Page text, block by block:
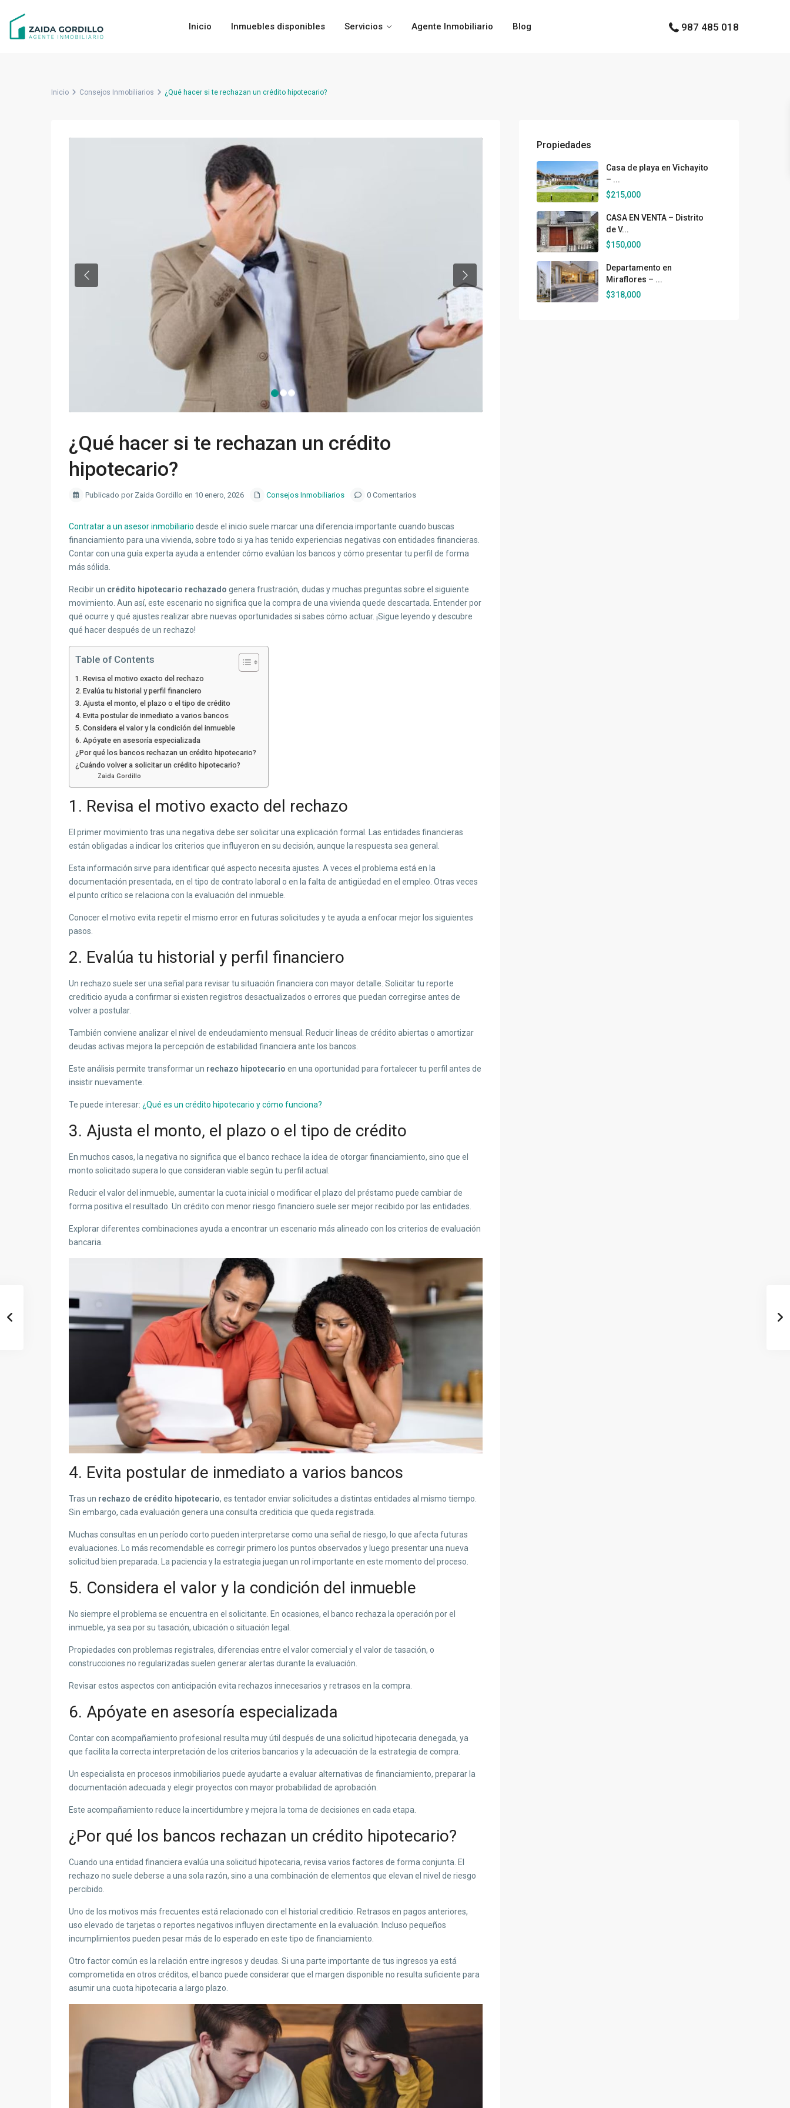
Inicio Inmuebles disponibles Servicios Agente Inmobiliario Blog 987 485 018
Inicio Consejos Inmobiliarios ¿Qué hacer si te rechazan un crédito hipotecario?
Previous Next
¿Qué hacer si te rechazan un crédito
hipotecario?
Publicado por Zaida Gordillo en 10 enero, 2026 Consejos Inmobiliarios 0 Comentarios
Contratar a un asesor inmobiliario desde el inicio suele marcar una diferencia importante cuando buscas
financiamiento para una vivienda, sobre todo si ya has tenido experiencias negativas con entidades financieras.
Contar con una guía experta ayuda a entender cómo evalúan los bancos y cómo presentar tu perfil de forma
más sólida.
Recibir un crédito hipotecario rechazado genera frustración, dudas y muchas preguntas sobre el siguiente
movimiento. Aun así, este escenario no significa que la compra de una vivienda quede descartada. Entender por
qué ocurre y qué ajustes realizar abre nuevas oportunidades si sabes cómo actuar. ¡Sigue leyendo y descubre
qué hacer después de un rechazo!
Table of Contents
1. Revisa el motivo exacto del rechazo
2. Evalúa tu historial y perfil financiero
3. Ajusta el monto, el plazo o el tipo de crédito
4. Evita postular de inmediato a varios bancos
5. Considera el valor y la condición del inmueble
6. Apóyate en asesoría especializada
¿Por qué los bancos rechazan un crédito hipotecario?
¿Cuándo volver a solicitar un crédito hipotecario?
Zaida Gordillo
1. Revisa el motivo exacto del rechazo
El primer movimiento tras una negativa debe ser solicitar una explicación formal. Las entidades financieras
están obligadas a indicar los criterios que influyeron en su decisión, aunque la respuesta sea general.
Esta información sirve para identificar qué aspecto necesita ajustes. A veces el problema está en la
documentación presentada, en el tipo de contrato laboral o en la falta de antigüedad en el empleo. Otras veces
el punto crítico se relaciona con la evaluación del inmueble.
Conocer el motivo evita repetir el mismo error en futuras solicitudes y te ayuda a enfocar mejor los siguientes
pasos.
2. Evalúa tu historial y perfil financiero
Un rechazo suele ser una señal para revisar tu situación financiera con mayor detalle. Solicitar tu reporte
crediticio ayuda a confirmar si existen registros desactualizados o errores que puedan corregirse antes de
volver a postular.
También conviene analizar el nivel de endeudamiento mensual. Reducir líneas de crédito abiertas o amortizar
deudas activas mejora la percepción de estabilidad financiera ante los bancos.
Este análisis permite transformar un rechazo hipotecario en una oportunidad para fortalecer tu perfil antes de
insistir nuevamente.
Te puede interesar: ¿Qué es un crédito hipotecario y cómo funciona?
3. Ajusta el monto, el plazo o el tipo de crédito
En muchos casos, la negativa no significa que el banco rechace la idea de otorgar financiamiento, sino que el
monto solicitado supera lo que consideran viable según tu perfil actual.
Reducir el valor del inmueble, aumentar la cuota inicial o modificar el plazo del préstamo puede cambiar de
forma positiva el resultado. Un crédito con menor riesgo financiero suele ser mejor recibido por las entidades.
Explorar diferentes combinaciones ayuda a encontrar un escenario más alineado con los criterios de evaluación
bancaria.
4. Evita postular de inmediato a varios bancos
Tras un rechazo de crédito hipotecario, es tentador enviar solicitudes a distintas entidades al mismo tiempo.
Sin embargo, cada evaluación genera una consulta crediticia que queda registrada.
Muchas consultas en un período corto pueden interpretarse como una señal de riesgo, lo que afecta futuras
evaluaciones. Lo más recomendable es corregir primero los puntos observados y luego presentar una nueva
solicitud bien preparada. La paciencia y la estrategia juegan un rol importante en este momento del proceso.
5. Considera el valor y la condición del inmueble
No siempre el problema se encuentra en el solicitante. En ocasiones, el banco rechaza la operación por el
inmueble, ya sea por su tasación, ubicación o situación legal.
Propiedades con problemas registrales, diferencias entre el valor comercial y el valor de tasación, o
construcciones no regularizadas suelen generar alertas durante la evaluación.
Revisar estos aspectos con anticipación evita rechazos innecesarios y retrasos en la compra.
6. Apóyate en asesoría especializada
Contar con acompañamiento profesional resulta muy útil después de una solicitud hipotecaria denegada, ya
que facilita la correcta interpretación de los criterios bancarios y la adecuación de la estrategia de compra.
Un especialista en procesos inmobiliarios puede ayudarte a evaluar alternativas de financiamiento, preparar la
documentación adecuada y elegir proyectos con mayor probabilidad de aprobación.
Este acompañamiento reduce la incertidumbre y mejora la toma de decisiones en cada etapa.
¿Por qué los bancos rechazan un crédito hipotecario?
Cuando una entidad financiera evalúa una solicitud hipotecaria, revisa varios factores de forma conjunta. El
rechazo no suele deberse a una sola razón, sino a una combinación de elementos que elevan el nivel de riesgo
percibido.
Uno de los motivos más frecuentes está relacionado con el historial crediticio. Retrasos en pagos anteriores,
uso elevado de tarjetas o reportes negativos influyen directamente en la evaluación. Incluso pequeños
incumplimientos pueden pesar más de lo esperado en este tipo de financiamiento.
Otro factor común es la relación entre ingresos y deudas. Si una parte importante de tus ingresos ya está
comprometida en otros créditos, el banco puede considerar que el margen disponible no resulta suficiente para
asumir una cuota hipotecaria a largo plazo.
Propiedades
Casa de playa en Vichayito
– ...
$215,000
CASA EN VENTA – Distrito
de V...
$150,000
Departamento en
Miraflores – ...
$318,000